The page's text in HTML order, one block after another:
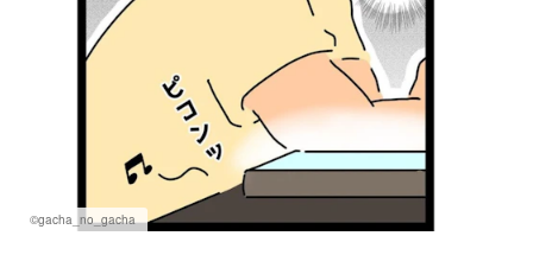
©gacha_no_gacha